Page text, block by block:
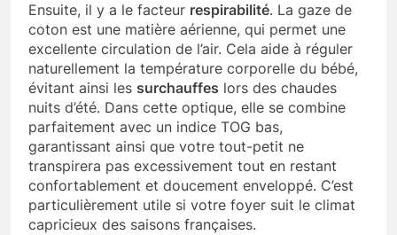
Ensuite, il y a le facteur respirabilité. La gaze de
coton est une matière aérienne, qui permet une
excellente circulation de l’air. Cela aide à réguler
naturellement la température corporelle du bébé,
évitant ainsi les surchauffes lors des chaudes
nuits d’été. Dans cette optique, elle se combine
parfaitement avec un indice TOG bas,
garantissant ainsi que votre tout-petit ne
transpirera pas excessivement tout en restant
confortablement et doucement enveloppé. C’est
particulièrement utile si votre foyer suit le climat
capricieux des saisons françaises.